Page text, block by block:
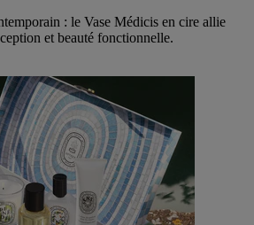
: le Vase Médicis en cire allie
et beauté fonctionnelle.